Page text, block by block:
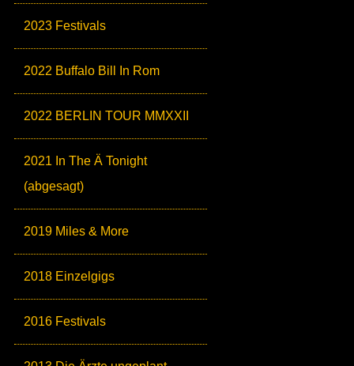
2023 Festivals
2022 Buffalo Bill In Rom
2022 BERLIN TOUR MMXXII
2021 In The Ä Tonight
(abgesagt)
2019 Miles & More
2018 Einzelgigs
2016 Festivals